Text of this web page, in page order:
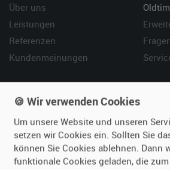
Über uns
Leistungen
Referenzen
Kundenmeinungen
Oldtimer anmelden
Fotos senden
Fragen für Vermieter
Inserat verwalten
So
🍪 Wir verwenden Cookies
Um unsere Website und unseren
setzen wir Cookies ein. Sollten Sie
können Sie Cookies ablehnen. Dann
funktionale Cookies geladen, die